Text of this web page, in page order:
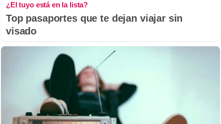
¿El tuyo está en la lista?
Top pasaportes que te dejan viajar sin
visado